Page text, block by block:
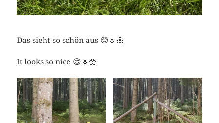
Das sieht so schön aus 😊🌷🌼
It looks so nice 😊🌷🌼